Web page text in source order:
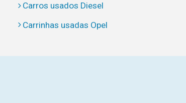
Carros usados Diesel
Carrinhas usadas Opel